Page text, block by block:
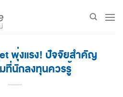
พุ่งแรง! ปัจจัยสำคัญ
ที่นักลงทุนควรรู้